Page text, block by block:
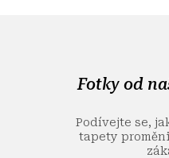
Fotky od
Podívejte se,
tapety